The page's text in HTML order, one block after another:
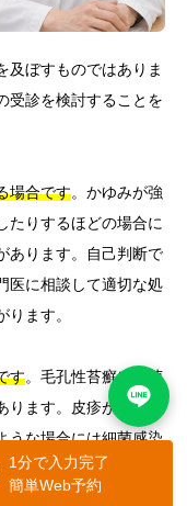
及ぼすものではありま
受診を検討することを
場合です。かゆみが強
たりするほどの場合に
あります。自己判断で
医に相談して適切な処
ます。
す。毛孔性苔癬に細菌
ます。皮疹が赤く腫
うな場合には細菌感染
必要です。
1分で入力完了
簡単Web予約